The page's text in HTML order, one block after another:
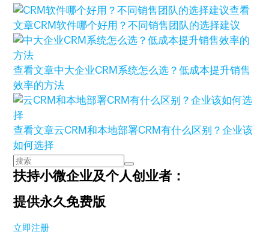
查看
文章CRM软件哪个好用？不同销售团队的选择建议
查看文章中大企业CRM系统怎么选？低成本提升销售
效率的方法
查看文章云CRM和本地部署CRM有什么区别？企业该
如何选择
扶持小微企业及个人创业者：
提供永久免费版
立即注册